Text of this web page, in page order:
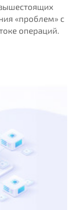
«проблем» с
операций.